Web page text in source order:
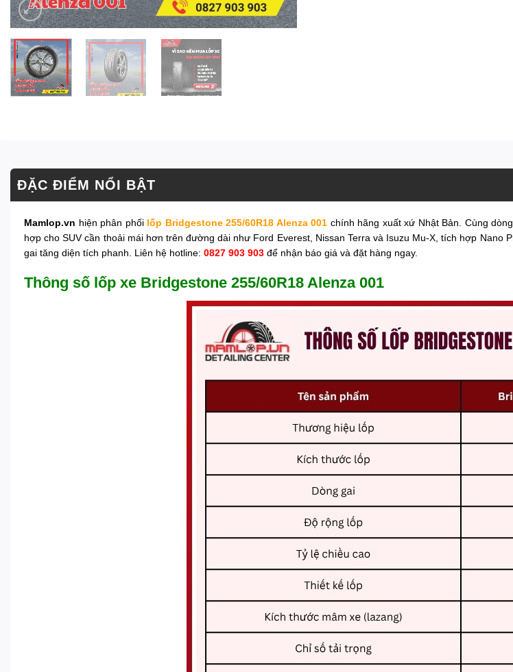
ĐẶC ĐIỂM NỔI BẬT
Mamlop.vn hiện phân phối lốp Bridgestone 255/60R18 Alenza 001 chính hãng xuất xứ Nhật Bản. Cùng
hợp cho SUV cần thoải mái hơn trên đường dài như Ford Everest, Nissan Terra và Isuzu Mu-X, tích hợp
gai tăng diện tích phanh. Liên hệ hotline: 0827 903 903 để nhận báo giá và đặt hàng ngay.
Thông số lốp xe Bridgestone 255/60R18 Alenza 001